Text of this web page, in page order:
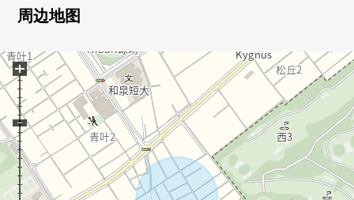
・在有建筑条件的土地，没有
▼周边环境
・ 周围有药妆店以及便利店，生活环境良好
・Create SD相模原绿叶店步行4分钟(约300m)
・全家便利店松丘2丁目商店步行6分钟(约410m)
＝在==三井Rehouse，===
■叉着"组"，细腻，并且针对顾客的要求支援。
周边地图
+